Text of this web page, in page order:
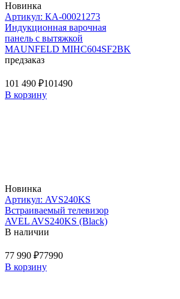
Новинка
Артикул: КА-00021273
Индукционная варочная
панель с вытяжкой
MAUNFELD MIHC604SF2BK
предзаказ
101 490 ₽101490
В корзину
Новинка
Артикул: AVS240KS
Встраиваемый телевизор
AVEL AVS240KS (Black)
В наличии
77 990 ₽77990
В корзину